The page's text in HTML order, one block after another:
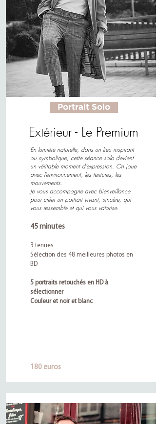
Portrait Solo
Extérieur - Le Premium
En lumière naturelle, dans un lieu inspirant
ou symbolique, cette séance solo devient
un véritable moment d’expression. On joue
avec l’environnement, les textures, les
mouvements.
Je vous accompagne avec bienveillance
pour créer un portrait vivant, sincère, qui
vous ressemble et qui vous valorise.
45 minutes
3 tenues
Sélection des 48 meilleures photos en
BD
5 portraits retouchés en HD à
sélectionner
Couleur et noir et blanc
180 euros